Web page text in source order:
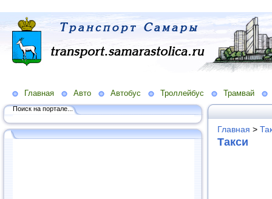
Главная Авто Автобус Троллейбус Трамвай
Поиск на портале...
Главная >
Такси